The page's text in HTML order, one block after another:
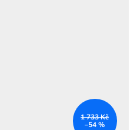
1 733 Kč
–54 %